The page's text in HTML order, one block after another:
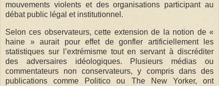
mouvements violents et des organisations participant au
débat public légal et institutionnel.
Selon ces observateurs, cette extension de la notion de «
haine » aurait pour effet de gonfler artificiellement les
statistiques sur l’extrémisme tout en servant à discréditer
des adversaires idéologiques. Plusieurs médias ou
commentateurs non conservateurs, y compris dans des
publications comme Politico ou The New Yorker, ont